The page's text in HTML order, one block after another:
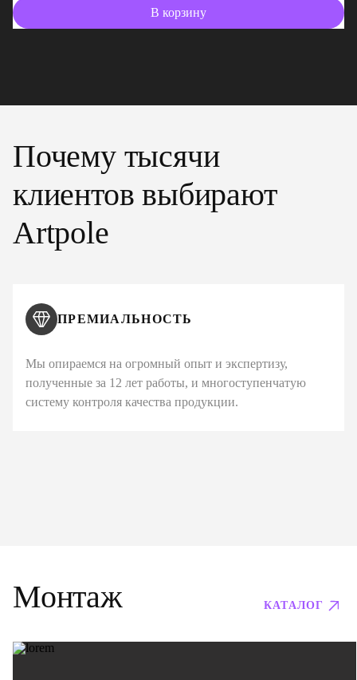
В корзину
Почему тысячи
клиентов выбирают
Artpole
ПРЕМИАЛЬНОСТЬ
Мы опираемся на огромный опыт и экспертизу,
полученные за 12 лет работы, и многоступенчатую
систему контроля качества продукции.
Монтаж КАТАЛОГ